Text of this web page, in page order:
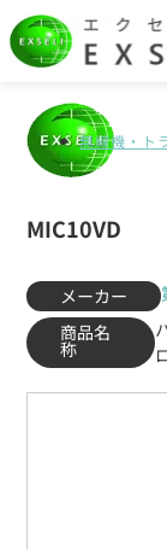
無線機・ト
MIC10VD
メーカー
商品名
称